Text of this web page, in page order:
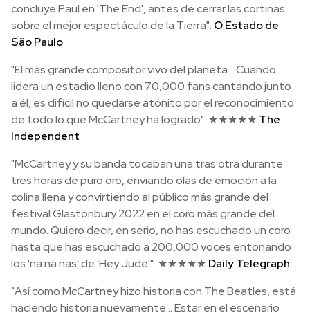
concluye Paul en 'The End', antes de cerrar las cortinas
sobre el mejor espectáculo de la Tierra". O Estado de
São Paulo
"El más grande compositor vivo del planeta... Cuando
lidera un estadio lleno con 70,000 fans cantando junto
a él, es difícil no quedarse atónito por el reconocimiento
de todo lo que McCartney ha logrado". ★★★★★ The
Independent
"McCartney y su banda tocaban una tras otra durante
tres horas de puro oro, enviando olas de emoción a la
colina llena y convirtiendo al público más grande del
festival Glastonbury 2022 en el coro más grande del
mundo. Quiero decir, en serio, no has escuchado un coro
hasta que has escuchado a 200,000 voces entonando
los 'na na nas' de 'Hey Jude'". ★★★★★ Daily Telegraph
"Así como McCartney hizo historia con The Beatles, está
haciendo historia nuevamente... Estar en el escenario